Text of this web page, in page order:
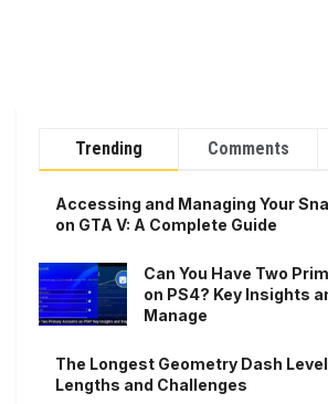
Trending Comments
Accessing and Managing Your
on GTA V: A Complete Guide
Can You Have Two
on PS4? Key Insights
Manage
The Longest Geometry Dash
Lengths and Challenges